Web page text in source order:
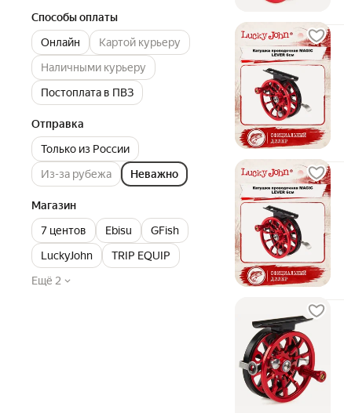
Способы оплаты
Онлайн
Картой курьеру
Наличными курьеру
Постоплата в ПВЗ
Отправка
Только из России
Из-за рубежа
Неважно
Магазин
7 центов
Ebisu
GFish
LuckyJohn
TRIP EQUIP
Ещё 2